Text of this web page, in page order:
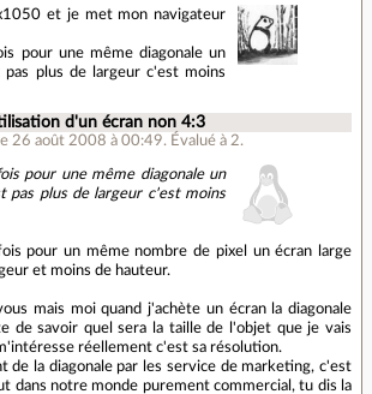
et je met mon navigateur
pour une même diagonale un
pas plus de largeur c'est moins
d'un écran non 4:3
le 26 août 2008 à 00:49. Évalué à 2.
pour une même diagonale un
pas plus de largeur c'est moins
pour un même nombre de pixel un écran large
et moins de hauteur.
mais moi quand j'achète un écran la diagonale
de savoir quel sera la taille de l'objet que je vais
réellement c'est sa résolution.
de la diagonale par les service de marketing, c'est
dans notre monde purement commercial, tu dis la